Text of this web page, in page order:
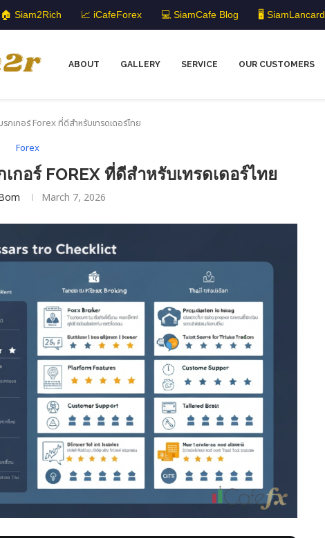
🏠 Siam2Rich 📈 iCafeForex 💻 SiamCafe Blog 🖥️ SiamLancard
ABOUT GALLERY SERVICE OUR CUSTOMERS
กเกอร์ Forex ที่ดีสำหรับเทรดเดอร์ไทย
Forex
เกอร์ FOREX ที่ดีสำหรับเทรดเดอร์ไทย
March 7, 2026